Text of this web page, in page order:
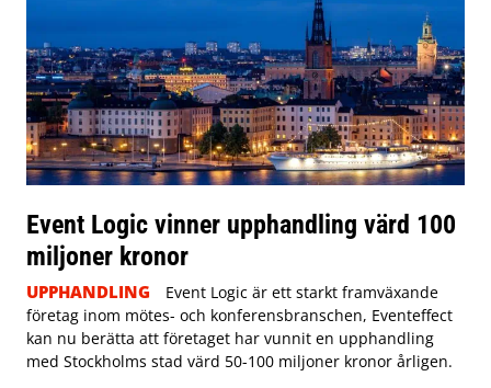
Event Logic vinner upphandling värd 100
miljoner kronor
UPPHANDLING
Event Logic är ett starkt framväxande
företag inom mötes- och konferensbranschen, Eventeffect
kan nu berätta att företaget har vunnit en upphandling
med Stockholms stad värd 50-100 miljoner kronor årligen.